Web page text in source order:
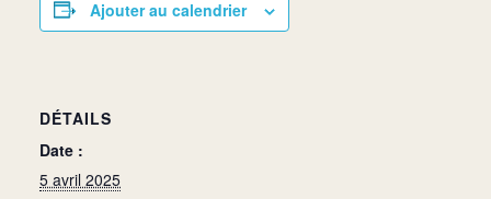
Ajouter au calendrier
DÉTAILS
Date :
5 avril 2025